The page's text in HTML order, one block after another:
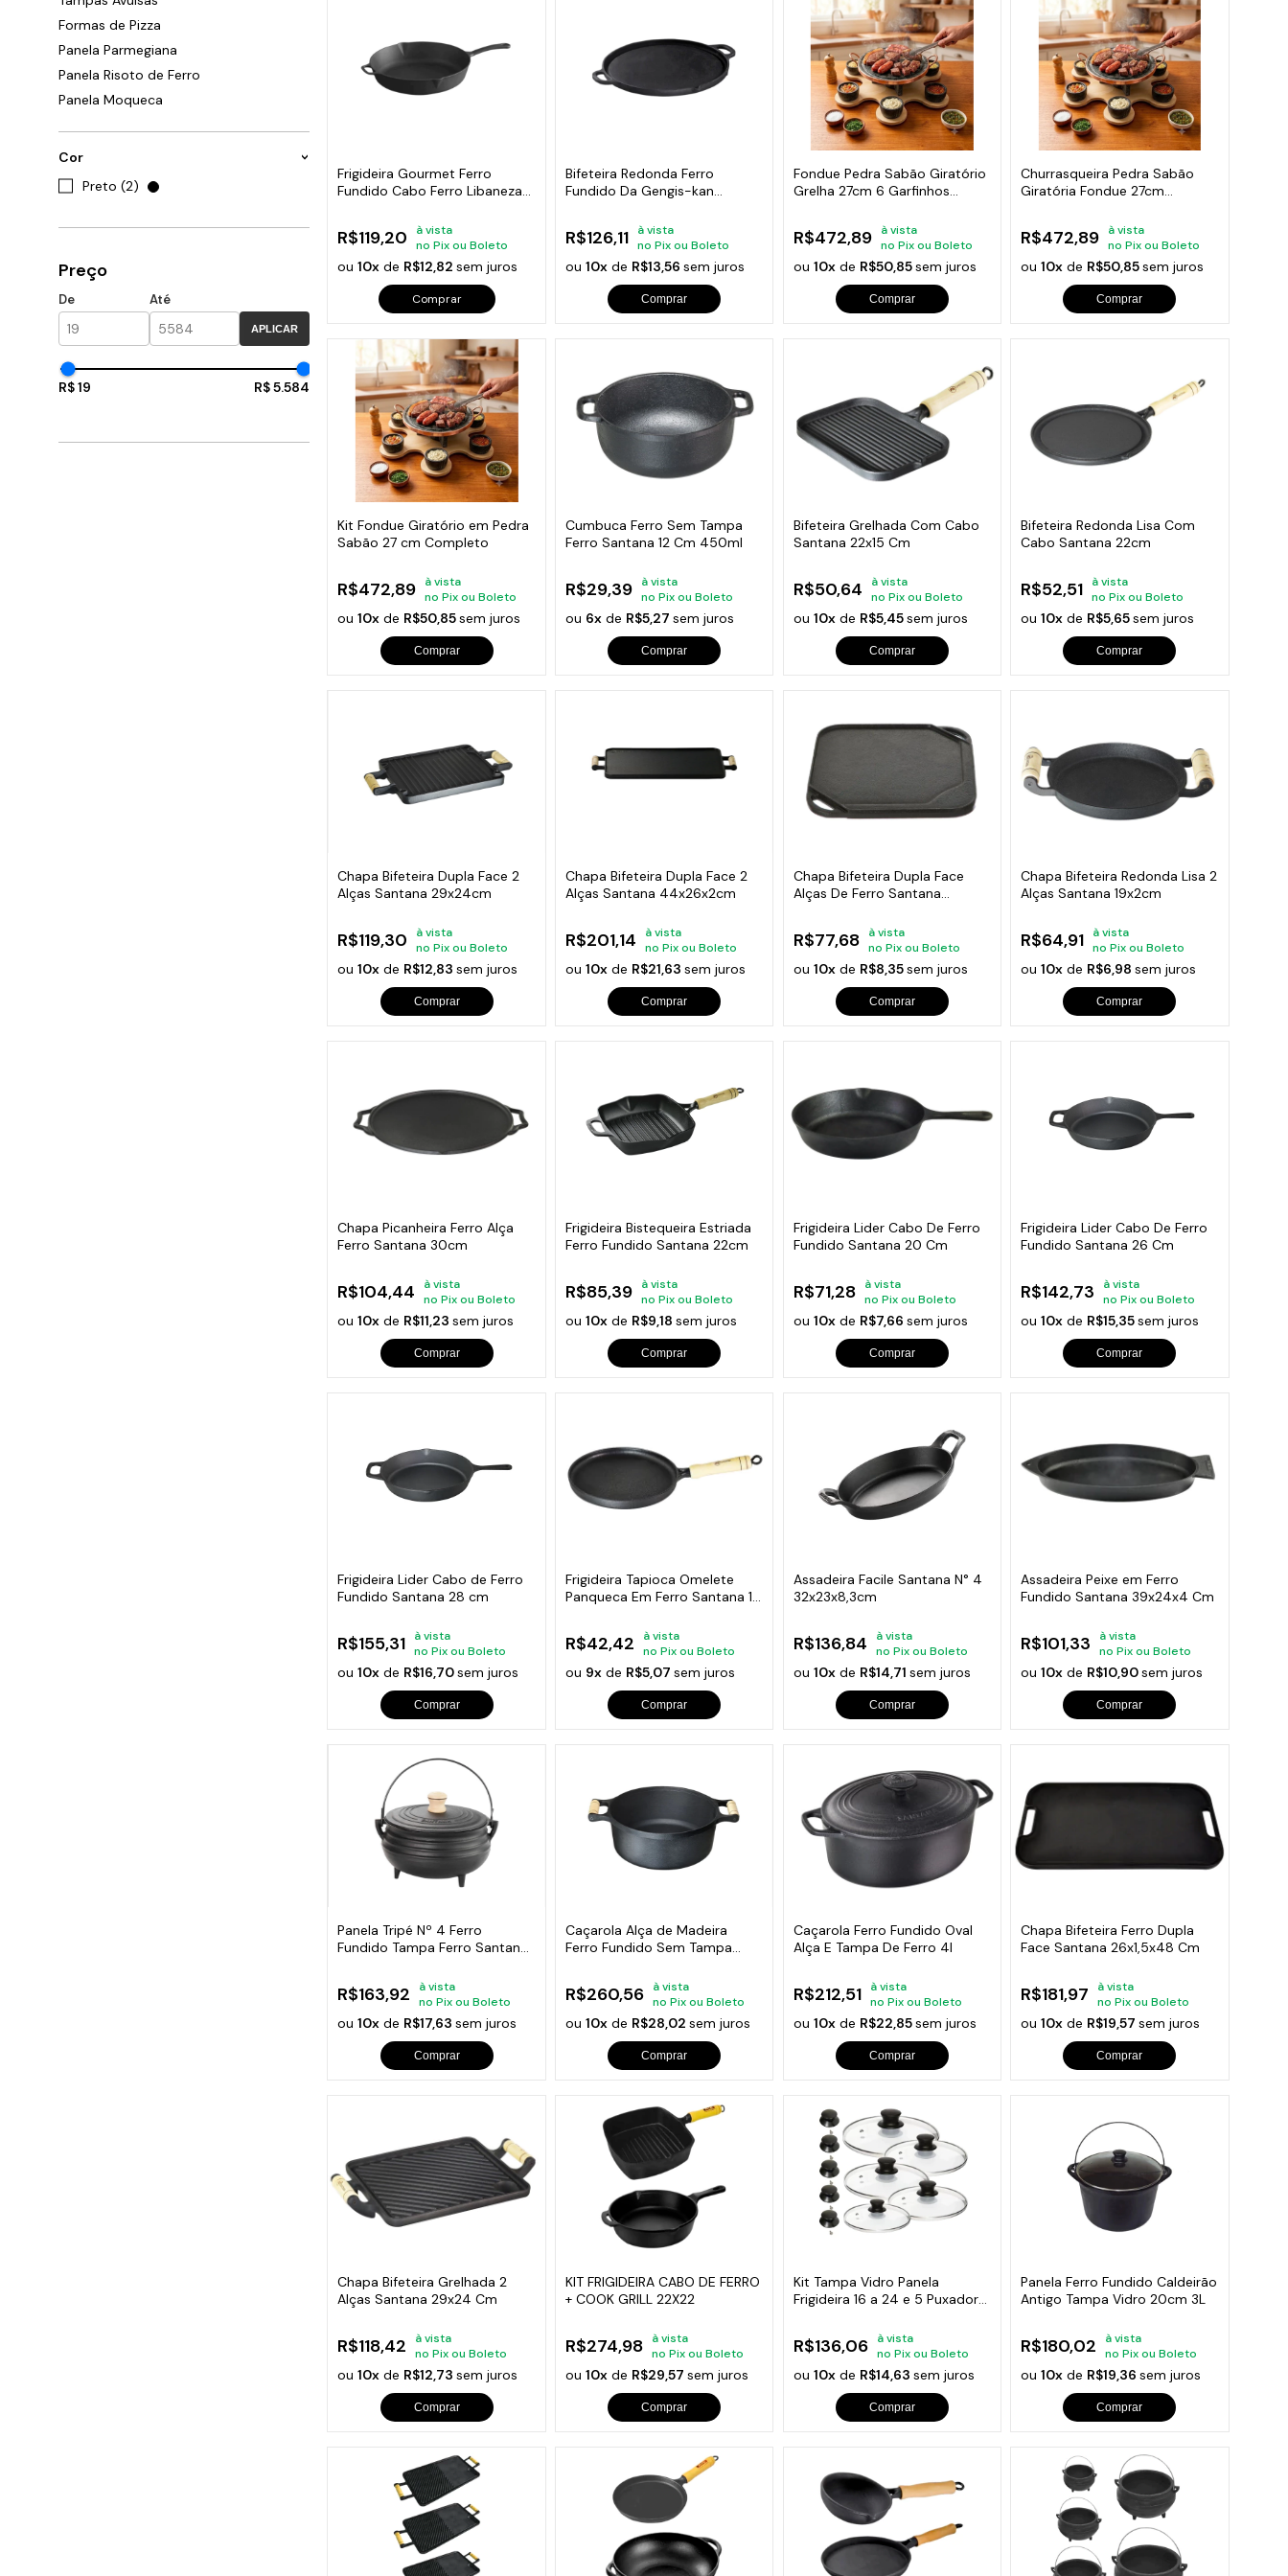
Acessorios para Piscinas
Ver Tudo
Formas de Pizza
Panela Parmegiana
Panela Risoto de Ferro
Panela Moqueca
Cor
Preto (2)
Preço
De Até
APLICAR
R$ 19 R$ 5.584
Frigideira Gourmet Ferro
Fundido Cabo Ferro Libaneza
R$119,20
à vista
no Pix ou Boleto
ou10x de R$12,82sem juros
Comprar
Bifeteira Redonda Ferro
Fundido Da Gengis-kan
R$126,11
à vista
no Pix ou Boleto
ou10x de R$13,56sem juros
Comprar
Fondue Pedra Sabão Giratório
Grelha 27cm 6 Garfinhos
R$472,89
à vista
no Pix ou Boleto
ou 10xde R$50,85sem juros
Comprar
Churrasqueira Pedra Sabão
Giratória Fondue 27cm
R$472,89
à vista
no Pix ou Boleto
ou10x de R$50,85sem juros
Comprar
Kit Fondue Giratório em Pedra
Sabão 27 cm Completo
R$472,89
à vista
no Pix ou Boleto
ou10x de R$50,85sem juros
Comprar
Cumbuca Ferro Sem Tampa
Ferro Santana 12 Cm 450ml
R$29,39
à vista
no Pix ou Boleto
ou 6x de R$5,27sem juros
Comprar
Bifeteira Grelhada Com Cabo
Santana 22x15 Cm
R$50,64
à vista
no Pix ou Boleto
ou 10xde R$5,45sem juros
Comprar
Bifeteira Redonda Lisa Com
Cabo Santana 22cm
R$52,51
à vista
no Pix ou Boleto
ou10x de R$5,65sem juros
Comprar
Chapa Bifeteira Dupla Face 2
Alças Santana 29x24cm
R$119,30
à vista
no Pix ou Boleto
ou10x de R$12,83sem juros
Comprar
Chapa Bifeteira Dupla Face 2
Alças Santana 44x26x2cm
R$201,14
à vista
no Pix ou Boleto
ou10x de R$21,63sem juros
Comprar
Chapa Bifeteira Dupla Face
Alças De Ferro Santana
R$77,68
à vista
no Pix ou Boleto
ou 10xde R$8,35sem juros
Comprar
Chapa Bifeteira Redonda Lisa 2
Alças Santana 19x2cm
R$64,91
à vista
no Pix ou Boleto
ou10x de R$6,98sem juros
Comprar
Chapa Picanheira Ferro Alça
Ferro Santana 30cm
R$104,44
à vista
no Pix ou Boleto
ou10x de R$11,23sem juros
Comprar
Frigideira Bistequeira Estriada
Ferro Fundido Santana 22cm
R$85,39
à vista
no Pix ou Boleto
ou10x de R$9,18sem juros
Comprar
Frigideira Lider Cabo De Ferro
Fundido Santana 20 Cm
R$71,28
à vista
no Pix ou Boleto
ou 10xde R$7,66 sem juros
Comprar
Frigideira Lider Cabo De Ferro
Fundido Santana 26 Cm
R$142,73
à vista
no Pix ou Boleto
ou10x de R$15,35sem juros
Comprar
Frigideira Lider Cabo de Ferro
Fundido Santana 28 cm
R$155,31
à vista
no Pix ou Boleto
ou10x de R$16,70sem juros
Comprar
Frigideira Tapioca Omelete
Panqueca Em Ferro Santana 18
R$42,42
à vista
no Pix ou Boleto
ou 9x de R$5,07sem juros
Comprar
Assadeira Facile Santana N° 4
32x23x8,3cm
R$136,84
à vista
no Pix ou Boleto
ou 10xde R$14,71 sem juros
Comprar
Assadeira Peixe em Ferro
Fundido Santana 39x24x4 Cm
R$101,33
à vista
no Pix ou Boleto
ou10x de R$10,90sem juros
Comprar
Panela Tripé Nº 4 Ferro
Fundido Tampa Ferro Santana
R$163,92
à vista
no Pix ou Boleto
ou10x de R$17,63sem juros
Comprar
Caçarola Alça de Madeira
Ferro Fundido Sem Tampa
R$260,56
à vista
no Pix ou Boleto
ou10x de R$28,02sem juros
Comprar
Caçarola Ferro Fundido Oval
Alça E Tampa De Ferro 4l
R$212,51
à vista
no Pix ou Boleto
ou 10xde R$22,85sem juros
Comprar
Chapa Bifeteira Ferro Dupla
Face Santana 26x1,5x48 Cm
R$181,97
à vista
no Pix ou Boleto
ou10x de R$19,57sem juros
Comprar
Chapa Bifeteira Grelhada 2
Alças Santana 29x24 Cm
R$118,42
à vista
no Pix ou Boleto
ou10x de R$12,73sem juros
Comprar
KIT FRIGIDEIRA CABO DE FERRO
+ COOK GRILL 22X22
R$274,98
à vista
no Pix ou Boleto
ou10x de R$29,57sem juros
Comprar
Kit Tampa Vidro Panela
Frigideira 16 a 24 e 5 Puxador
R$136,06
à vista
no Pix ou Boleto
ou 10xde R$14,63 sem juros
Comprar
Panela Ferro Fundido Caldeirão
Antigo Tampa Vidro 20cm 3L
R$180,02
à vista
no Pix ou Boleto
ou10x de R$19,36sem juros
Comprar